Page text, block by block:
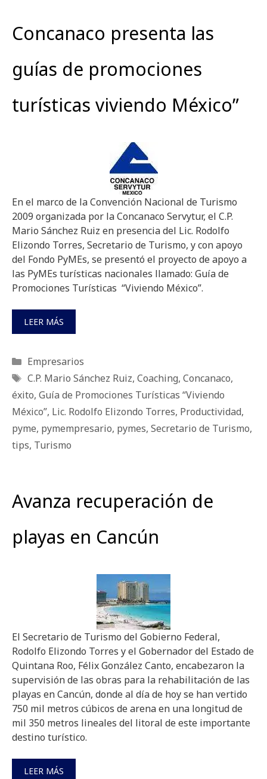
Concanaco presenta las
guías de promociones
turísticas viviendo México”
En el marco de la Convención Nacional de Turismo
2009 organizada por la Concanaco Servytur, el C.P.
Mario Sánchez Ruiz en presencia del Lic. Rodolfo
Elizondo Torres, Secretario de Turismo, y con apoyo
del Fondo PyMEs, se presentó el proyecto de apoyo a
las PyMEs turísticas nacionales llamado: Guía de
Promociones Turísticas “Viviendo México”.
LEER MÁS
Categorías
Empresarios
Etiquetas
C.P. Mario Sánchez Ruiz, Coaching, Concanaco,
éxito, Guía de Promociones Turísticas “Viviendo
México”, Lic. Rodolfo Elizondo Torres, Productividad,
pyme, pymempresario, pymes, Secretario de Turismo,
tips, Turismo
Avanza recuperación de
playas en Cancún
El Secretario de Turismo del Gobierno Federal,
Rodolfo Elizondo Torres y el Gobernador del Estado de
Quintana Roo, Félix González Canto, encabezaron la
supervisión de las obras para la rehabilitación de las
playas en Cancún, donde al día de hoy se han vertido
750 mil metros cúbicos de arena en una longitud de
mil 350 metros lineales del litoral de este importante
destino turístico.
LEER MÁS